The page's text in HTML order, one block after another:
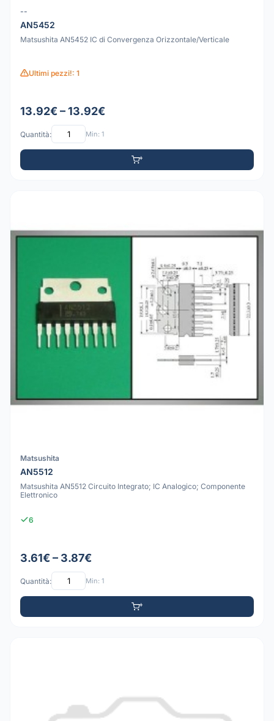
--
AN5452
Matsushita AN5452 IC di Convergenza Orizzontale/Verticale
Ultimi pezzi!: 1
13.92€ – 13.92€
Quantità: Min: 1
Matsushita
AN5512
Matsushita AN5512 Circuito Integrato; IC Analogico; Componente
Elettronico
6
3.61€ – 3.87€
Quantità: Min: 1